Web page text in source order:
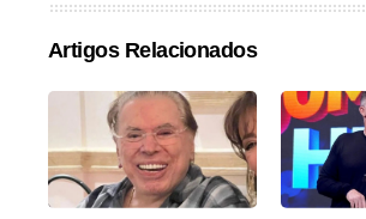
Artigos Relacionados